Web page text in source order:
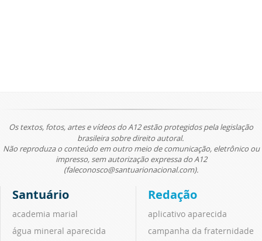
Os textos, fotos, artes e vídeos do A12 estão protegidos pela legislação
brasileira sobre direito autoral.
Não reproduza o conteúdo em outro meio de comunicação, eletrônico ou
impresso, sem autorização expressa do A12
(faleconosco@santuarionacional.com).
Santuário
academia marial
água mineral aparecida
Redação
aplicativo aparecida
campanha da fraternidade